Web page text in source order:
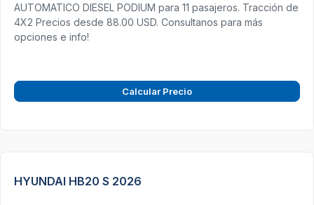
AUTOMATICO DIESEL PODIUM para 11 pasajeros. Tracción de
4X2 Precios desde 88.00 USD. Consultanos para más
opciones e info!
Calcular Precio
HYUNDAI HB20 S 2026